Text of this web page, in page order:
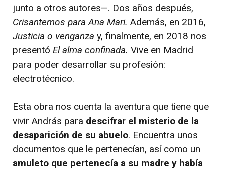
junto a otros autores—. Dos años después,
Crisantemos para Ana Mari. Además, en 2016,
Justicia o venganza y, finalmente, en 2018 nos
presentó El alma confinada. Vive en Madrid
para poder desarrollar su profesión:
electrotécnico.
Esta obra nos cuenta la aventura que tiene que
vivir András para descifrar el misterio de la
desaparición de su abuelo. Encuentra unos
documentos que le pertenecían, así como un
amuleto que pertenecía a su madre y había